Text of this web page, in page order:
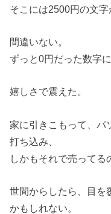
そこには2500円の文字
間違いない。
ずっと0円だった数字
嬉しさで震えた。
家に引きこもって、パ
打ち込み、
しかもそれで売ってる
世間からしたら、目を
かもしれない。